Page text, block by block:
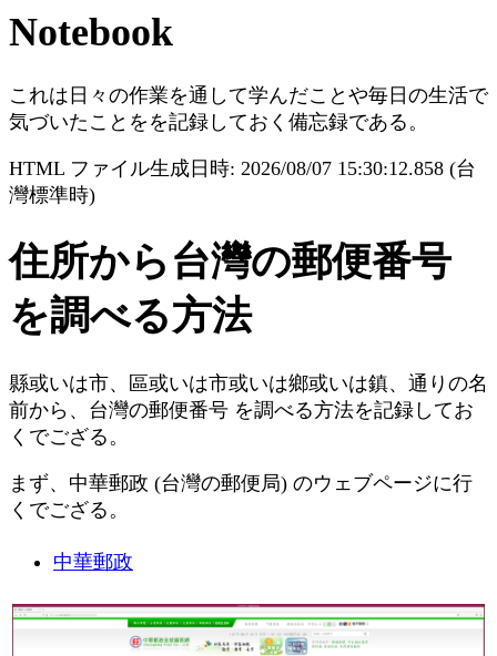
Notebook
これは日々の作業を通して学んだことや毎日の生活で
気づいたことをを記録しておく備忘録である。
HTML ファイル生成日時: 2026/08/07 15:30:12.858 (台
灣標準時)
住所から台灣の郵便番号
を調べる方法
縣或いは市、區或いは市或いは鄉或いは鎮、通りの名
前から、台灣の郵便番号 を調べる方法を記録してお
くでござる。
まず、中華郵政 (台灣の郵便局) のウェブページに行
くでござる。
中華郵政